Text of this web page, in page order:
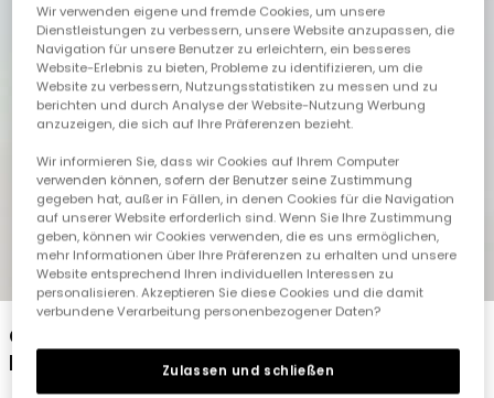
1 2 3 4 5
Gestreifte weiße und schwarze Leinen-
Bermudas
Wir verwenden eigene und fremde Cookies, um unsere
Dienstleistungen zu verbessern, unsere Website anzupassen, die
Navigation für unsere Benutzer zu erleichtern, ein besseres
Website-Erlebnis zu bieten, Probleme zu identifizieren, um die
Website zu verbessern, Nutzungsstatistiken zu messen und zu
berichten und durch Analyse der Website-Nutzung Werbung
anzuzeigen, die sich auf Ihre Präferenzen bezieht.
Wir informieren Sie, dass wir Cookies auf Ihrem Computer
verwenden können, sofern der Benutzer seine Zustimmung
gegeben hat, außer in Fällen, in denen Cookies für die Navigation
auf unserer Website erforderlich sind. Wenn Sie Ihre Zustimmung
geben, können wir Cookies verwenden, die es uns ermöglichen,
mehr Informationen über Ihre Präferenzen zu erhalten und unsere
Website entsprechend Ihren individuellen Interessen zu
personalisieren. Akzeptieren Sie diese Cookies und die damit
verbundene Verarbeitung personenbezogener Daten?
Zulassen und schließen